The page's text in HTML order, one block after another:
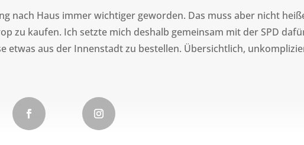
nach Haus immer wichtiger geworden. Das muss aber nicht
zu kaufen. Ich setzte mich deshalb gemeinsam mit der SPD
etwas aus der Innenstadt zu bestellen. Übersichtlich,